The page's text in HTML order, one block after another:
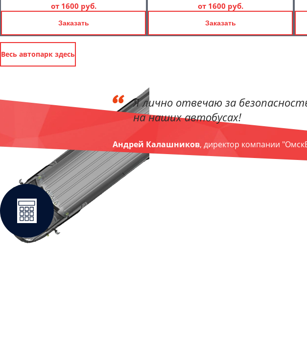
от 1600 руб.
Заказать
от 1600 руб.
Заказать
Весь автопарк здесь
Я лично отвечаю за
на наших автобусах!
Андрей Калашников, директор компании